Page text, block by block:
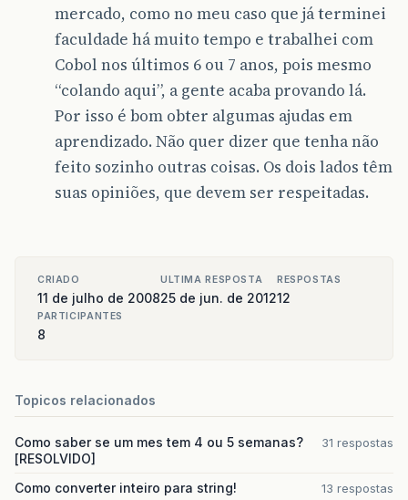
void imprime_lista (def_lista lista){
def_lista
aux
= lista;
do{
printf
("Index %d " -> index
printf("Dado: %.2f ",aux->dado);
printf(" \n" );
aux
aux prox
}while(aux != lista);
}
aux->index == index)
return
aux-> dado;
float produtoEscalar
def_lista aux1, aux2;
float
result = 0 ;
aux2 = l2 ;
mercado, como no meu caso que já terminei
faculdade há muito tempo e trabalhei com
Cobol nos últimos 6 ou 7 anos, pois mesmo
“colando aqui”, a gente acaba provando lá.
Por isso é bom obter algumas ajudas em
aprendizado. Não quer dizer que tenha não
feito sozinho outras coisas. Os dois lados têm
suas opiniões, que devem ser respeitadas.
CRIADO
11 de julho de 2008
ULTIMA RESPOSTA
25 de jun. de 2012
RESPOSTAS
12
PARTICIPANTES
8
Topicos relacionados
Como saber se um mes tem 4 ou 5 semanas?
[RESOLVIDO]
31 respostas
Como converter inteiro para string! 13 respostas